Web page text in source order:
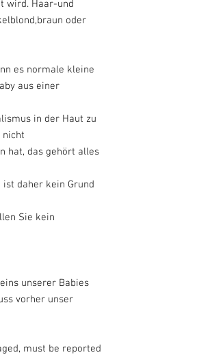
wird. Haar-und
oder
es normale kleine
aus einer
in der Haut zu
nicht
hat, das gehört alles
daher kein Grund
Sie kein
unserer Babies
vorher unser
must be reported